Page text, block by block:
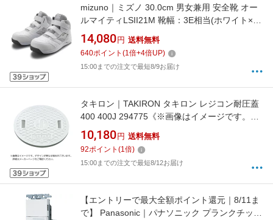
mizuno｜ミズノ 30.0cm 男女兼用 安全靴 オー
ルマイティLSII21M 靴幅：3E相当(ホワイト×シ
ルバー) F1GA2200【JSAA・普通作業用(A種)認
定品 耐滑 プロテクティブスニーカー】
14,080 円 送料無料
640ポイント (1倍+4倍UP)
15:00までの注文で最短8/9お届け
タキロン｜TAKIRON タキロン レジコン耐圧蓋
400 400J 294775《※画像はイメージです。実
際の商品とは異なります》
10,180 円 送料無料
92ポイント (1倍)
15:00までの注文で最短8/12お届け
【エントリーで最大全額ポイント還元｜8/11ま
で】 Panasonic｜パナソニック プランクチップ